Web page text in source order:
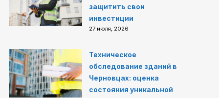
защитить свои
инвестиции
27 июля, 2026
Техническое
обследование зданий в
Черновцах: оценка
состояния уникальной